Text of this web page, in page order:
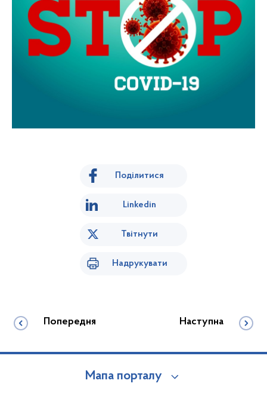
Поділитися
Linkedin
Твітнути
Надрукувати
Попередня Наступна
Мапа порталу